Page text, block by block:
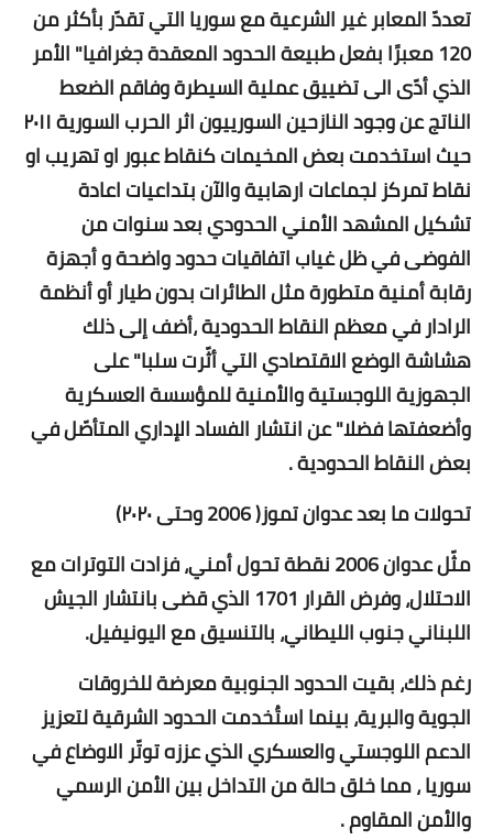
تعددّ المعابر غير الشرعية مع سوريا التي تقدّر بأكثر من
120 معبرًا بفعل طبيعة الحدود المعقدة جغرافيا" الأمر
الذي أدّى الى تضييق عملية السيطرة وفاقم الضعط
الناتج عن وجود النازحين السورييون اثر الحرب السورية ٢٠١١
حيث استخدمت بعض المخيمات كنقاط عبور او تهريب او
نقاط تمركز لجماعات ارهابية والآن بتداعيات اعادة
تشكيل المشهد الأمني الحدودي بعد سنوات من
الفوضى في ظل غياب اتفاقيات حدود واضحة و أجهزة
رقابة أمنية متطورة مثل الطائرات بدون طيار أو أنظمة
الرادار في معظم النقاط الحدودية ،أضف إلى ذلك
هشاشة الوضع الاقتصادي التي أثّرت سلبا" على
الجهوزية اللوجستية والأمنية للمؤسسة العسكرية
وأضعفتها فضلا" عن انتشار الفساد الإداري المتأصّل في
بعض النقاط الحدودية .
تحولات ما بعد عدوان تموز( 2006 وحتى ٢٠٢٠)
مثّل عدوان 2006 نقطة تحول أمني، فزادت التوترات مع
الاحتلال، وفرض القرار 1701 الذي قضى بانتشار الجيش
اللبناني جنوب الليطاني، بالتنسيق مع اليونيفيل.
رغم ذلك، بقيت الحدود الجنوبية معرضة للخروقات
الجوية والبرية، بينما استُخدمت الحدود الشرقية لتعزيز
الدعم اللوجستي والعسكري الذي عززه توتّر الاوضاع في
سوريا ، مما خلق حالة من التداخل بين الأمن الرسمي
والأمن المقاوم .